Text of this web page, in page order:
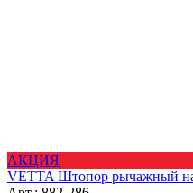
АКЦИЯ
VETTA Штопор рычажный на